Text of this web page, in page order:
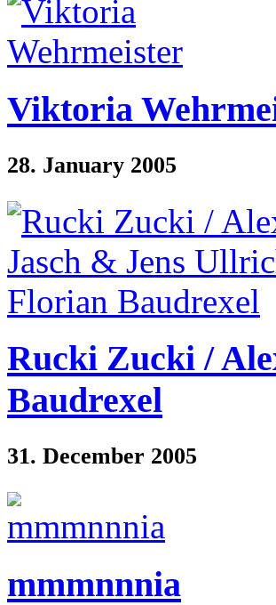
Viktoria
28. January 2005
Rucki Zucki /
Baudrexel
31. December 2005
mmmnnnia